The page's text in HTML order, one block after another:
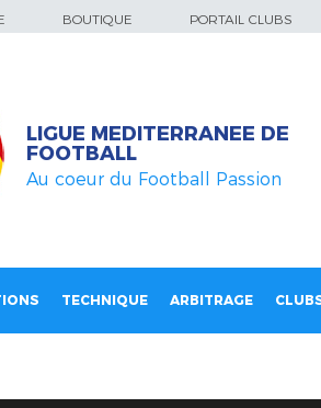
BOUTIQUE PORTAIL CLUBS
LIGUE MEDITERRANEE DE
FOOTBALL
Au coeur du Football Passion
TECHNIQUE ARBITRAGE